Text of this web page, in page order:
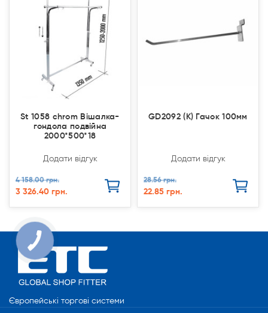
St 1058 chrom Вішалка-
гондола подвійна
2000*500*18
Додати відгук
4 158.00 грн.
3 326.40 грн.
GD2092 (К) Гачок 100мм
Додати відгук
28.56 грн.
22.85 грн.
Європейські торгові системи